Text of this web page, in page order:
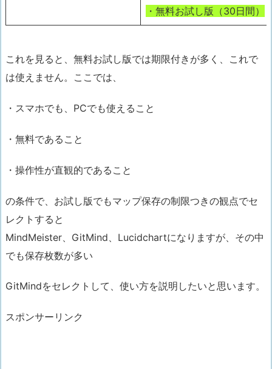
・無料お試し版（30日間）
これを見ると、 無料お試し版では期限付きが多く、これで
は使えません。 ここでは、
・スマホでも、PCでも使えること
・無料であること
・操作性が直観的であること
の条件で、 お試し版でもマップ保存の制限つきの観点でセ
レクトすると
MindMeister、GitMind、Lucidchartになりますが、その中
でも保存枚数が多い
GitMindをセレクト して、使い方を説明したいと思います。
スポンサーリンク